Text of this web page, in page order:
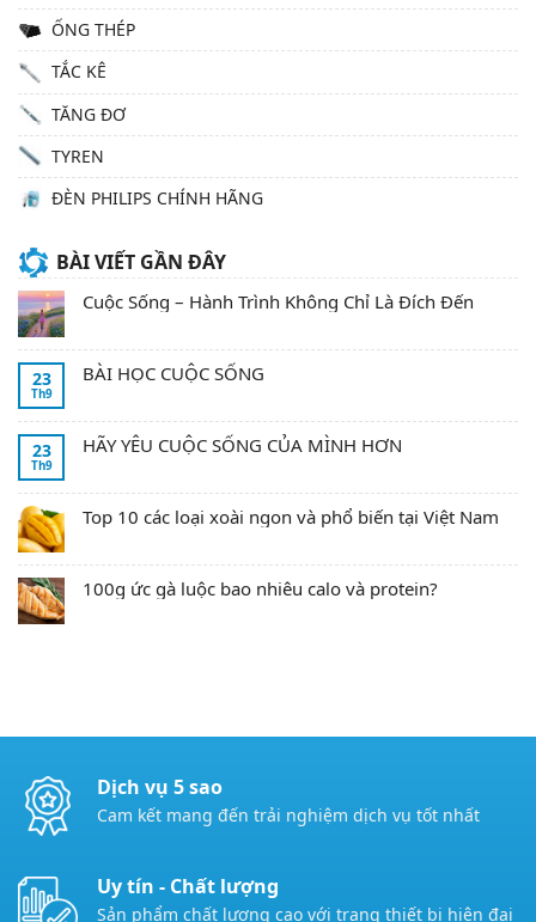
ỐNG THÉP
TẮC KÊ
TĂNG ĐƠ
TYREN
ĐÈN PHILIPS CHÍNH HÃNG
BÀI VIẾT GẦN ĐÂY
Cuộc Sống – Hành Trình Không Chỉ Là Đích Đến
23
Th9
BÀI HỌC CUỘC SỐNG
23
Th9
HÃY YÊU CUỘC SỐNG CỦA MÌNH HƠN
Top 10 các loại xoài ngon và phổ biến tại Việt Nam
100g ức gà luộc bao nhiêu calo và protein?
Dịch vụ 5 sao
Cam kết mang đến trải nghiệm dịch vụ tốt nhất
Uy tín - Chất lượng
Sản phẩm chất lượng cao với trang thiết bị hiện đại